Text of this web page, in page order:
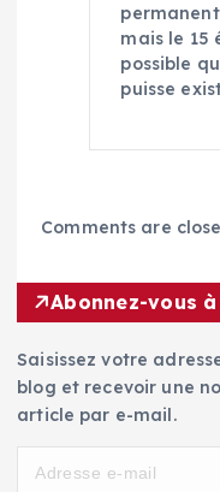
mais le 15
possible
puisse
Comments are
Abonnez-vous
Saisissez votre
blog et recevoir une
article par e-mail.